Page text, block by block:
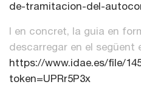
de-tramitacion-del-
I en concret, la guia en
descarregar en el següent
https://www.idae.es/file/
token=UPRr5P3x